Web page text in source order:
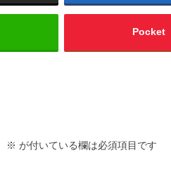
Pocket
※ が付いている欄は必須項目です